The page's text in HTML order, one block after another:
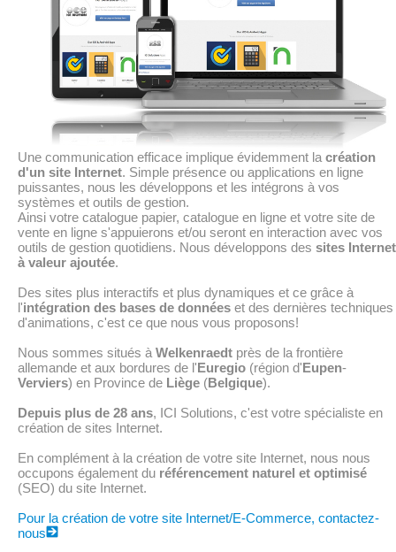
Une communication efficace implique évidemment la création
d'un site Internet. Simple présence ou applications en ligne
puissantes, nous les développons et les intégrons à vos
systèmes et outils de gestion.
Ainsi votre catalogue papier, catalogue en ligne et votre site de
vente en ligne s'appuierons et/ou seront en interaction avec vos
outils de gestion quotidiens. Nous développons des sites Internet
à valeur ajoutée.
Des sites plus interactifs et plus dynamiques et ce grâce à
l'intégration des bases de données et des dernières techniques
d'animations, c'est ce que nous vous proposons!
Nous sommes situés à Welkenraedt près de la frontière
allemande et aux bordures de l'Euregio (région d'Eupen-
Verviers) en Province de Liège (Belgique).
Depuis plus de 28 ans, ICI Solutions, c'est votre spécialiste en
création de sites Internet.
En complément à la création de votre site Internet, nous nous
occupons également du référencement naturel et optimisé
(SEO) du site Internet.
Pour la création de votre site Internet/E-Commerce, contactez-
nous